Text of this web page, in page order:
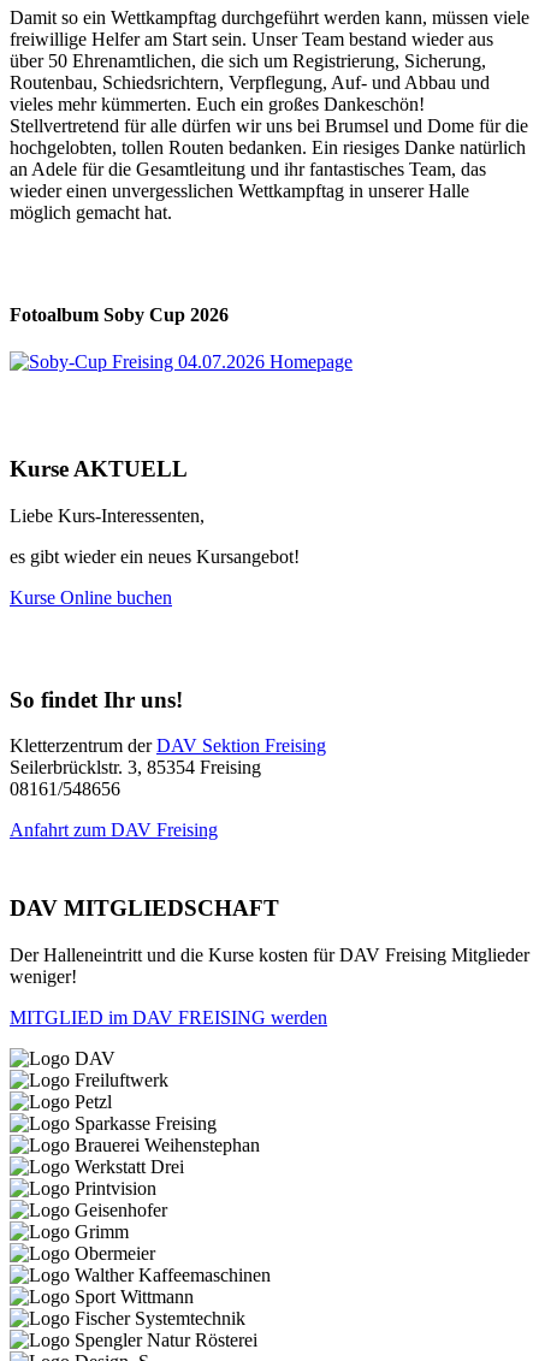
Damit so ein Wettkampftag durchgeführt werden kann, müssen viele
freiwillige Helfer am Start sein. Unser Team bestand wieder aus
über 50 Ehrenamtlichen, die sich um Registrierung, Sicherung,
Routenbau, Schiedsrichtern, Verpflegung, Auf- und Abbau und
vieles mehr kümmerten. Euch ein großes Dankeschön!
Stellvertretend für alle dürfen wir uns bei Brumsel und Dome für die
hochgelobten, tollen Routen bedanken. Ein riesiges Danke natürlich
an Adele für die Gesamtleitung und ihr fantastisches Team, das
wieder einen unvergesslichen Wettkampftag in unserer Halle
möglich gemacht hat.
Fotoalbum Soby Cup 2026
Kurse AKTUELL
Liebe Kurs-Interessenten,
es gibt wieder ein neues Kursangebot!
Kurse Online buchen
So findet Ihr uns!
Kletterzentrum derDAV Sektion Freising
Seilerbrücklstr. 3, 85354 Freising
08161/548656
Anfahrt zum DAV Freising
DAV MITGLIEDSCHAFT
Der Halleneintritt und die Kurse kosten für DAV Freising Mitglieder
weniger!
MITGLIED im DAV FREISING werden